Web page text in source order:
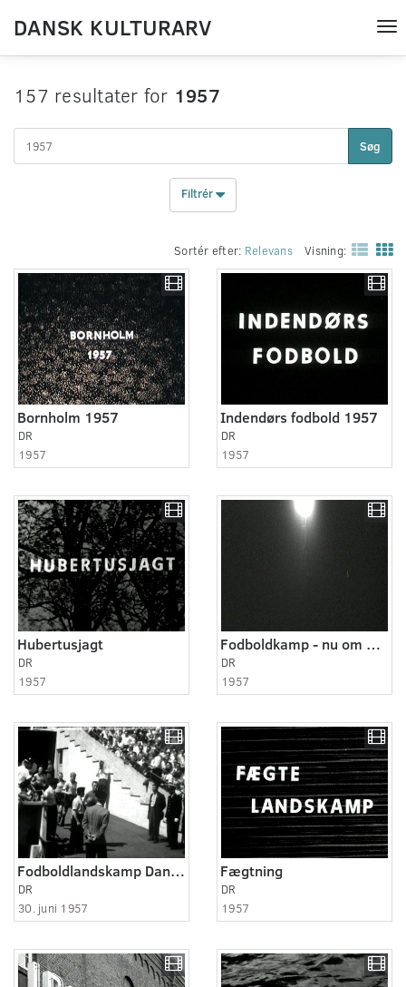
DANSK KULTURARV
157 resultater for 1957
Søg
Filtrér
Sortér efter: Relevans Visning:
Bornholm 1957
DR
1957
Indendørs fodbold 1957
DR
1957
Hubertusjagt
DR
1957
Fodboldkamp - nu om aften - 1957!
DR
1957
Fodboldlandskamp Danmark - Sverige 1957
DR
30. juni 1957
Fægtning
DR
1957